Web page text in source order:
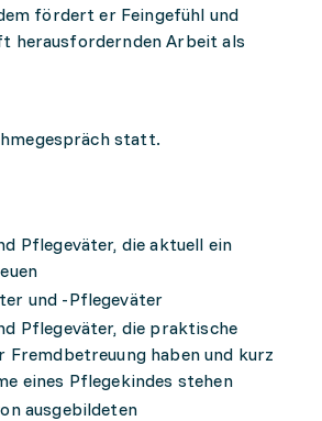
fördert er Feingefühl und
herausfordernden Arbeit als
statt.
Pflegeväter, die aktuell ein
und -Pflegeväter
Pflegeväter, die praktische
Fremdbetreuung haben und kurz
eines Pflegekindes stehen
ausgebildeten